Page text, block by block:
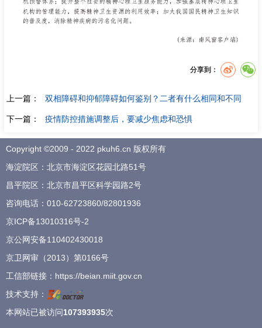
分享到：
上一篇： 双相障碍和抑郁障碍如何鉴别？二者有什么相同和不同
下一篇： 疫情防控措施调整后，要减少焦虑和恐惧
Copyright ©2009 - 2022 pkuh6.cn 版权所有
海淀院区：北京市海淀区花园北路51号
昌平院区：北京市昌平区科学园路2号
咨询电话： 010-62723860/82801936
京ICP备13010316号-2
京公网安备110402430018
京卫网审（2013）第0166号
工信部链接： https://beian.miit.gov.cn
技术支持：
本网站已被访问107393935次